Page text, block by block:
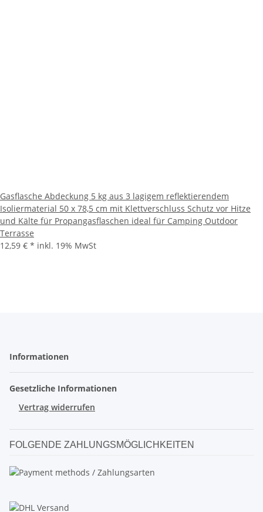
Gasflasche Abdeckung 5 kg aus 3 lagigem reflektierendem
Isoliermaterial 50 x 78,5 cm mit Klettverschluss Schutz vor Hitze
und Kälte für Propangasflaschen ideal für Camping Outdoor
Terrasse
12,59 € * inkl. 19% MwSt
Informationen
Gesetzliche Informationen
Vertrag widerrufen
FOLGENDE ZAHLUNGSMÖGLICHKEITEN